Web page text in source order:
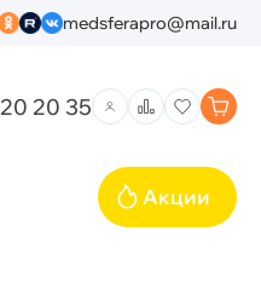
medsferapro@mail.ru
20 35
Акции